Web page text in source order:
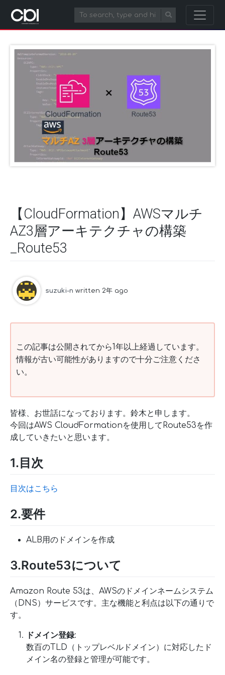
【CloudFormation】AWSマルチ
AZ3層アーキテクチャの構築
_Route53
suzuki-n written 2年 ago
この記事は公開されてから1年以上経過しています。
情報が古い可能性がありますので十分ご注意くださ
い。
皆様、お世話になっております。鈴木と申します。
今回はAWS CloudFormationを使用してRoute53を作
成していきたいと思います。
1.目次
目次はこちら
2.要件
ALB用のドメインを作成
3.Route53について
Amazon Route 53は、AWSのドメインネームシステム
（DNS）サービスです。主な機能と利点は以下の通りで
す。
ドメイン登録:
数百のTLD（トップレベルドメイン）に対応したド
メイン名の登録と管理が可能です。